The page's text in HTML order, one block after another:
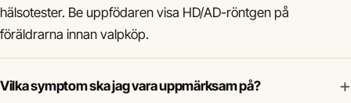
hälsotester. Be uppfödaren visa HD/AD-röntgen på
föräldrarna innan valpköp.
Vilka symptom ska jag vara uppmärksam på? +